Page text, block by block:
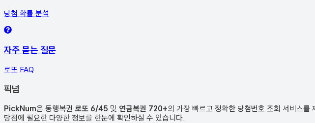
당첨 확률 분석
자주 묻는 질문
로또 FAQ
픽넘
PickNum은 동행복권 로또 6/45 및 연금복권 720+의 가장 빠르고 정확한 당첨번호 조회 서비스를
당첨에 필요한 다양한 정보를 한눈에 확인하실 수 있습니다.